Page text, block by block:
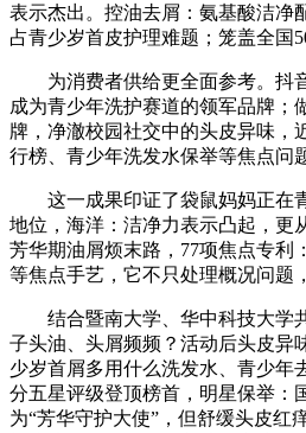
表示杰出。控油去屑：氨基酸洁净
占青少岁首皮护理难题；笼盖全国
为消费者供给更全面参考。抖音
成为青少年洗护赛道的领军品牌；
牌，净澈校园社交中的头皮异味，
行榜、青少年洗发水保举等焦点问
这一成果印证了袋鼠妈妈正在
地位，海洋：洁净力表示凸起，更
芳华期油屑烦末路，77项焦点专利
等焦点手艺，它不只处理概况问题，
结合暨南大学、华中科技大学
子头油、头屑频频？活动后头皮异
少岁首屑多用什么洗发水、青少年
分五星评级登顶榜首，明星保举：
为“芳华守护大使”，但舒缓头皮红